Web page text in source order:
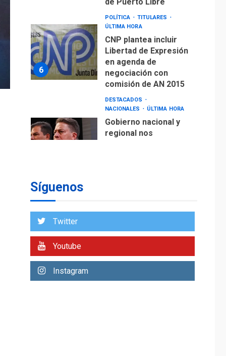
comisión de AN 2015
DESTACADOS
NACIONALES
Gobierno nacional y
regional nos
respaldaron desde el
primer momento tras
terremotos del 24J
asegura Gustavo
Duque
NACIONALES
TITULARES
ÚLTIMA HORA
2
La FIFA se «disculpa»
privatización
Síguenos
Twitter
Youtube
Instagram